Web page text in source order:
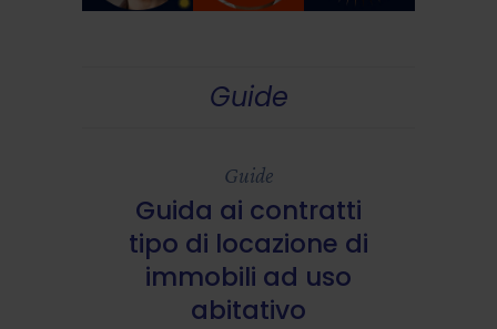
Guide
Guide
Guida ai contratti
tipo di locazione di
immobili ad uso
abitativo